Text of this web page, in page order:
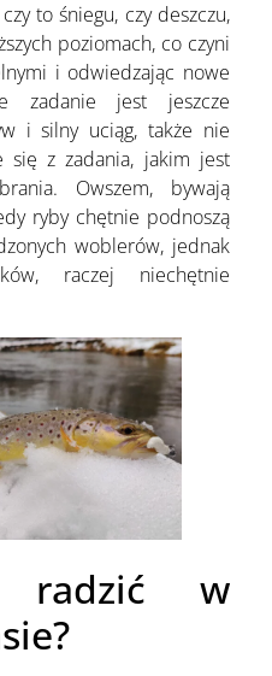
to śniegu, czy deszczu,
poziomach, co czyni
i odwiedzając nowe
zadanie jest jeszcze
i silny uciąg, także nie
się z zadania, jakim jest
Owszem, bywają
ryby chętnie podnoszą
woblerów, jednak
raczej niechętnie
radzić w